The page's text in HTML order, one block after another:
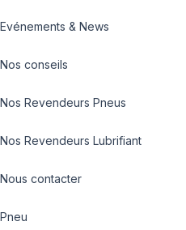
Evénements & News
Nos conseils
Nos Revendeurs Pneus
Nos Revendeurs Lubrifiant
Nous contacter
Pneu